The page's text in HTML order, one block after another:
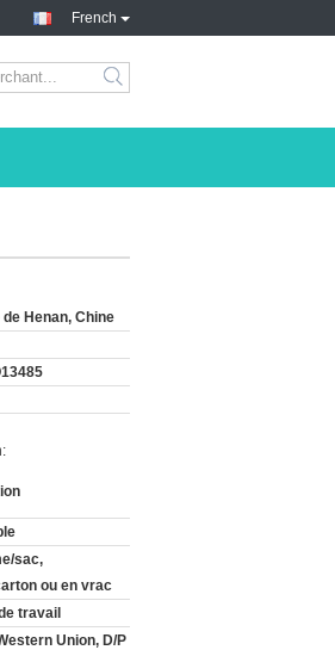
French
Henan, Chine
sac,
ou en vrac
travail
Union, D/P